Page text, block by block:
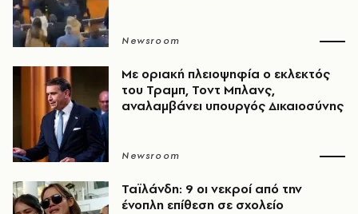
Newsroom
Με οριακή πλειοψηφία ο εκλεκτός
του Τραμπ, Τοντ Μπλανς,
αναλαμβάνει υπουργός Δικαιοσύνης
Newsroom
Ταϊλάνδη: 9 οι νεκροί από την
ένοπλη επίθεση σε σχολείο